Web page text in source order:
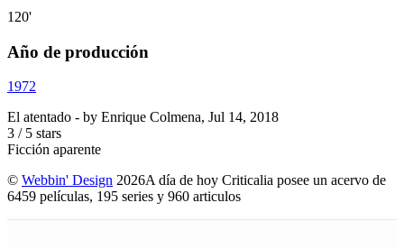
120'
Año de producción
1972
El atentado - by Enrique Colmena, Jul 14, 2018
3 / 5 stars
Ficción aparente
© Webbin' Design 2026A día de hoy Criticalia posee un acervo de
6459 películas, 195 series y 960 articulos